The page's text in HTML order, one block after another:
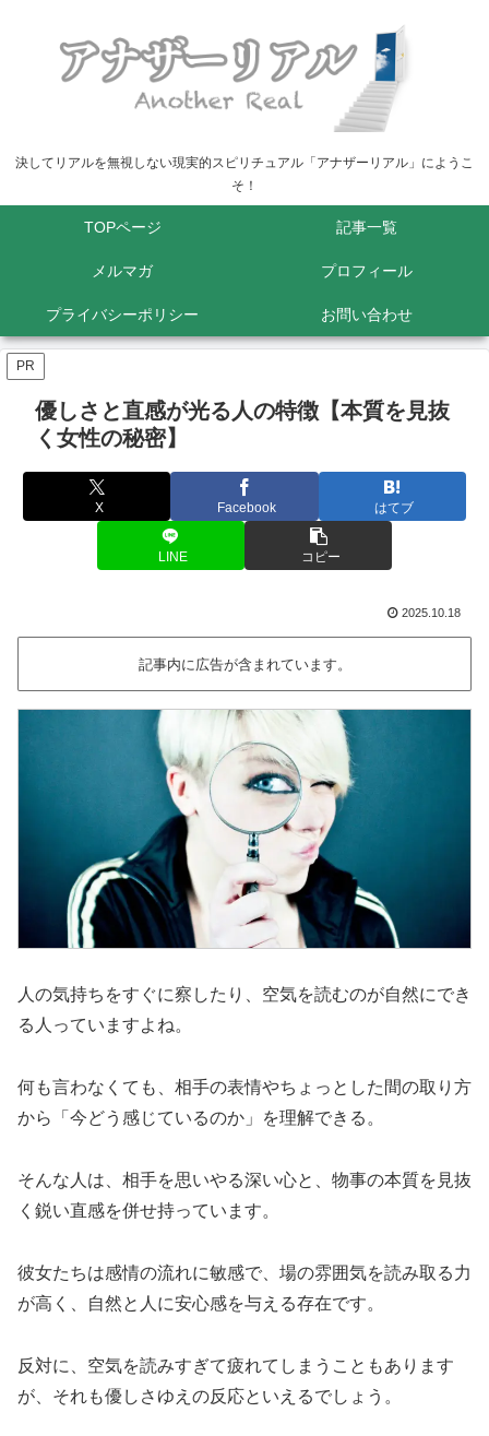
決してリアルを無視しない現実的スピリチュアル「アナザーリアル」にようこ
そ！
TOPページ 記事一覧
メルマガ プロフィール
プライバシーポリシー お問い合わせ
PR
優しさと直感が光る人の特徴【本質を見抜
く女性の秘密】
X Facebook はてブ
LINE コピー
2025.10.18
記事内に広告が含まれています。
人の気持ちをすぐに察したり、空気を読むのが自然にでき
る人っていますよね。
何も言わなくても、相手の表情やちょっとした間の取り方
から「今どう感じているのか」を理解できる。
そんな人は、相手を思いやる深い心と、物事の本質を見抜
く鋭い直感を併せ持っています。
彼女たちは感情の流れに敏感で、場の雰囲気を読み取る力
が高く、自然と人に安心感を与える存在です。
反対に、空気を読みすぎて疲れてしまうこともあります
が、それも優しさゆえの反応といえるでしょう。